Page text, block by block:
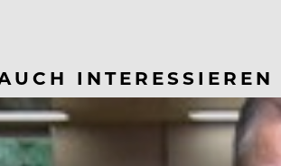
INTERESSIEREN